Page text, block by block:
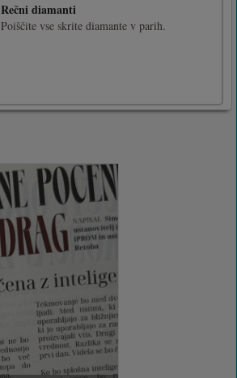
Rečni diamanti
Poiščite vse skrite diamante v parih.